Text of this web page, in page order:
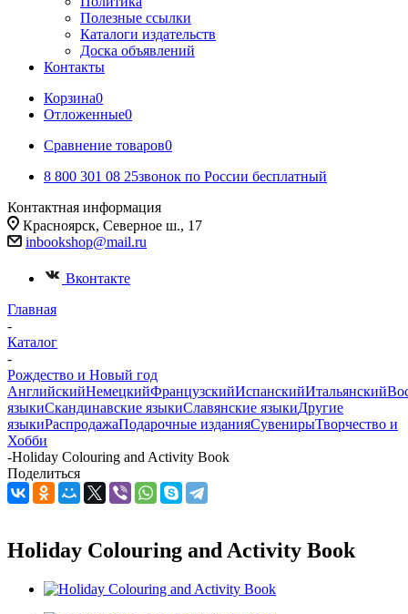
Полезные ссылки
Каталоги издательств
Доска объявлений
Контакты
Корзина0
Отложенные0
Сравнение товаров0
8 800 301 08 25звонок по России бесплатный
Контактная информация
Красноярск, Северное ш., 17
inbookshop@mail.ru
Вконтакте
Главная
-
Каталог
-
Рождество и Новый год
АнглийскийНемецкийФранцузскийИспанскийИтальянский
языкиСкандинавские языкиСлавянские языкиДругие
языкиРаспродажаПодарочные изданияСувенирыТворчество и
Хобби
-Holiday Colouring and Activity Book
Поделиться
Holiday Colouring and Activity Book